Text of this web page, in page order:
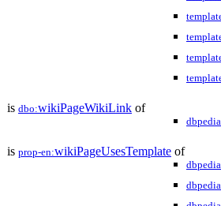
is dbo:wikiPageWikiLink of
is prop-en:wikiPageUsesTemplate of